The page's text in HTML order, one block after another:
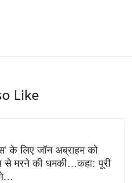
Like
के लिए जॉन अब्राहम को
से मरने की धमकी…कहा: पूरी